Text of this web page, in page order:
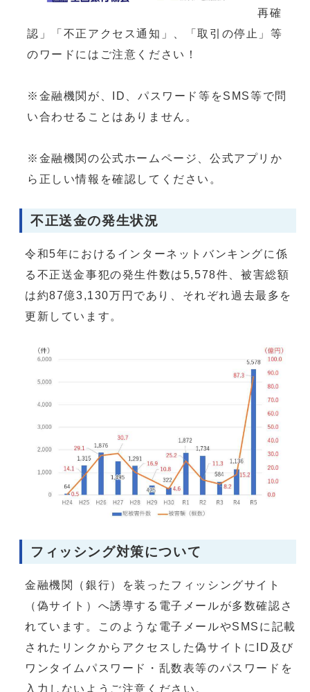
再確
認」「不正アクセス通知」、「取引の停止」等
のワードにはご注意ください！
※金融機関が、ID、パスワード等をSMS等で問
い合わせることはありません。
※金融機関の公式ホームページ、公式アプリか
ら正しい情報を確認してください。
不正送金の発生状況
令和5年におけるインターネットバンキングに係
る不正送金事犯の発生件数は5,578件、被害総額
は約87億3,130万円であり、それぞれ過去最多を
更新しています。
フィッシング対策について
金融機関（銀行）を装ったフィッシングサイト
（偽サイト）へ誘導する電子メールが多数確認さ
れています。このような電子メールやSMSに記載
されたリンクからアクセスした偽サイトにID及び
ワンタイムパスワード・乱数表等のパスワードを
入力しないようご注意ください。